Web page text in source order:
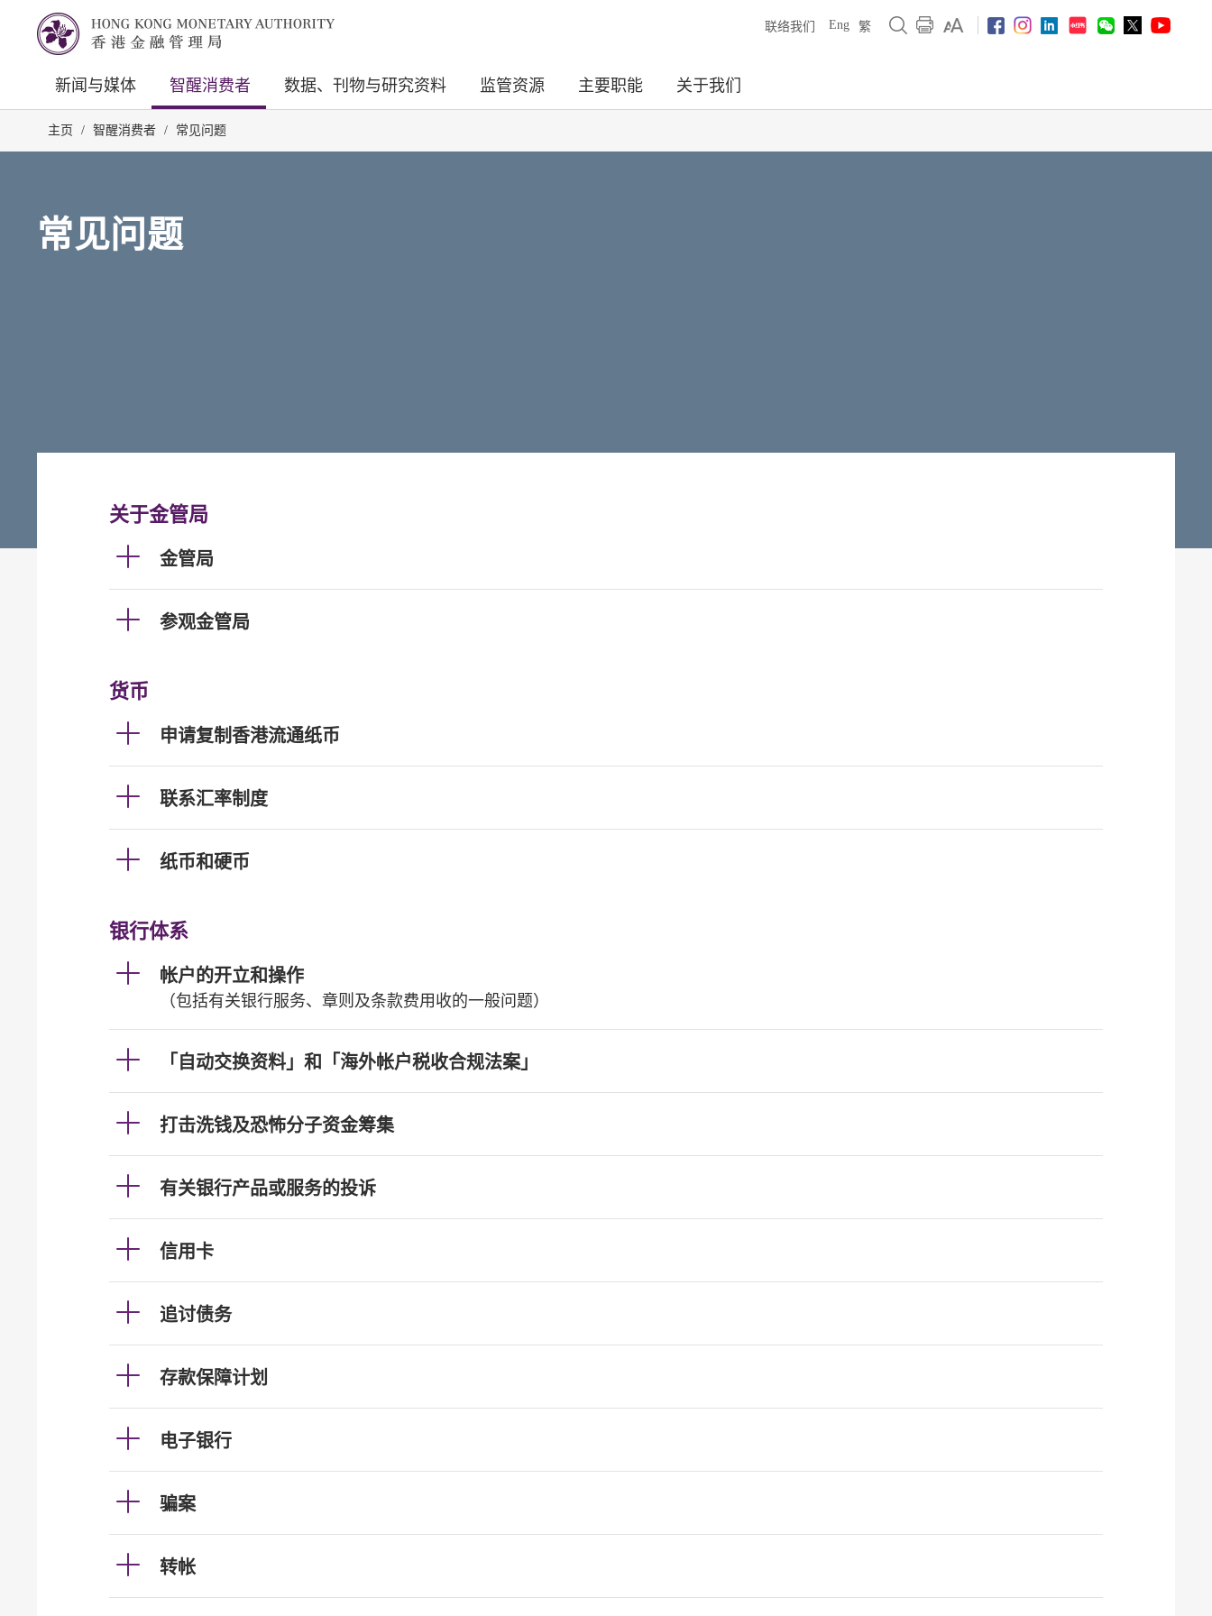
联络我们 Eng 繁
新闻与媒体 智醒消费者 数据、刊物与研究资料 监管资源 主要职能 关于我们
主页 / 智醒消费者 / 常见问题
常见问题
关于金管局
金管局
参观金管局
货币
申请复制香港流通纸币
联系汇率制度
纸币和硬币
银行体系
帐户的开立和操作
（包括有关银行服务、章则及条款费用收的一般问题）
「自动交换资料」和「海外帐户税收合规法案」
打击洗钱及恐怖分子资金筹集
有关银行产品或服务的投诉
信用卡
追讨债务
存款保障计划
电子银行
骗案
转帐